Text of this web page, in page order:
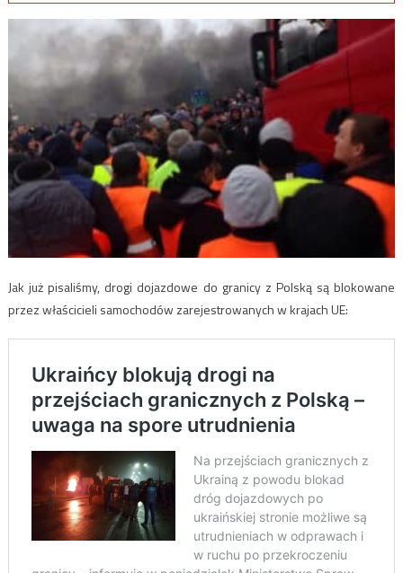
Jak już pisaliśmy, drogi dojazdowe do granicy z Polską są blokowane
przez właścicieli samochodów zarejestrowanych w krajach UE: